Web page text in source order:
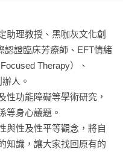
助理教授、黑咖灰文化創
認證臨床芳療師、EFT情緒
Therapy）、
人。
性功能障礙等學術研究，
等身心議題。
與性及性平等觀念，將自
知識，讓大家找回原有的